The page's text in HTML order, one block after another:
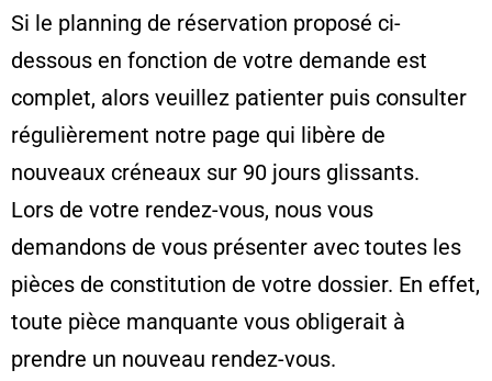
Si le planning de réservation proposé ci-
dessous en fonction de votre demande est
complet, alors veuillez patienter puis consulter
régulièrement notre page qui libère de
nouveaux créneaux sur 90 jours glissants.
Lors de votre rendez-vous, nous vous
demandons de vous présenter avec toutes les
pièces de constitution de votre dossier. En effet,
toute pièce manquante vous obligerait à
prendre un nouveau rendez-vous.